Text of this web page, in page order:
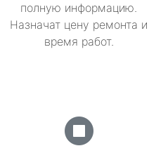
полную информацию.
Назначат цену ремонта и
время работ.